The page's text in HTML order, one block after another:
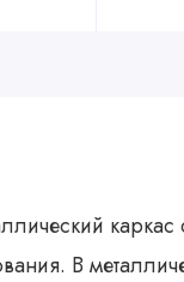
каркас
В